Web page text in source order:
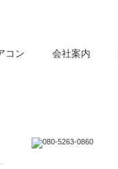
コン 会社案内